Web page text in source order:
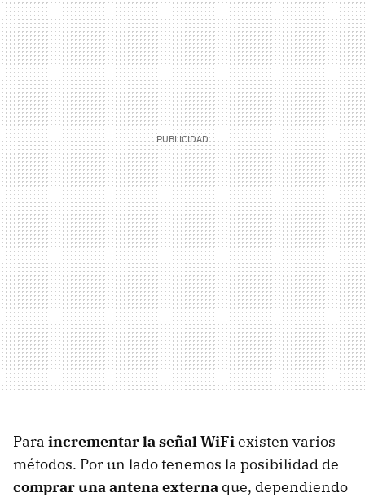
Para incrementar la señal WiFiexisten varios
métodos. Por un lado tenemos la posibilidad de
comprar una antena externa que, dependiendo